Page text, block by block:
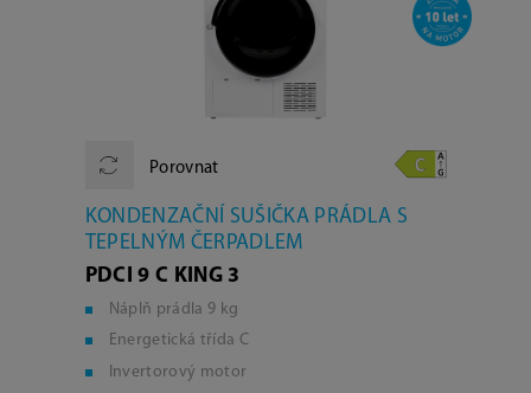
Porovnat
KONDENZAČNÍ SUŠIČKA PRÁDLA S
TEPELNÝM ČERPADLEM
PDCI 9 C KING 3
Náplň prádla 9 kg
Energetická třída C
Invertorový motor